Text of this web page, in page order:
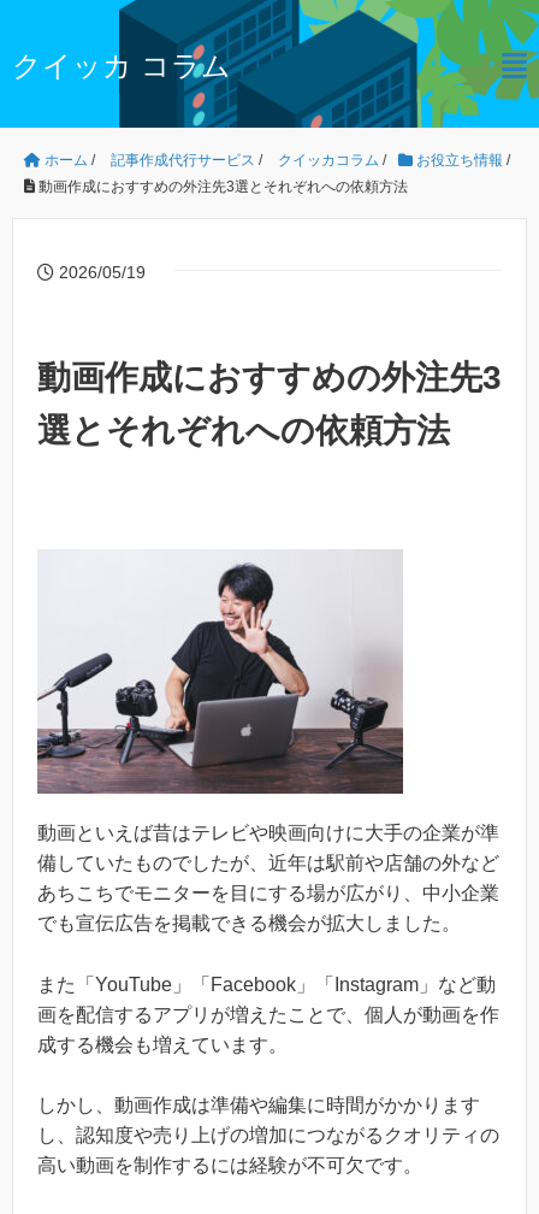
クイッカ コラム
ホーム / 記事作成代行サービス / クイッカコラム / お役立ち情報 /
動画作成におすすめの外注先3選とそれぞれへの依頼方法
2026/05/19
動画作成におすすめの外注先3
選とそれぞれへの依頼方法
動画といえば昔はテレビや映画向けに大手の企業が準
備していたものでしたが、近年は駅前や店舗の外など
あちこちでモニターを目にする場が広がり、中小企業
でも宣伝広告を掲載できる機会が拡大しました。
また「YouTube」「Facebook」「Instagram」など動
画を配信するアプリが増えたことで、個人が動画を作
成する機会も増えています。
しかし、動画作成は準備や編集に時間がかかります
し、認知度や売り上げの増加につながるクオリティの
高い動画を制作するには経験が不可欠です。